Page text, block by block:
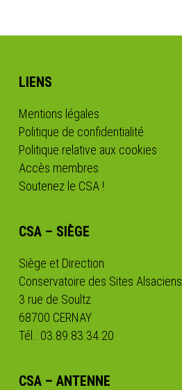
LIENS
Mentions légales
Politique de confidentialité
Politique relative aux cookies
Accès membres
Soutenez le CSA !
CSA – SIÈGE
Siège et Direction
Conservatoire des Sites Alsaciens
3 rue de Soultz
68700 CERNAY
Tél.: 03.89.83.34.20
CSA – ANTENNE